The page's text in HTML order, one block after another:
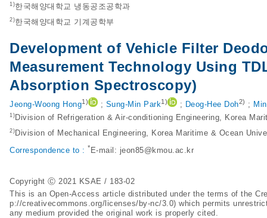
1)한국해양대학교 냉동공조공학과
2)한국해양대학교 기계공학부
Development of Vehicle Filter
Measurement Technology Using
Absorption Spectroscopy)
Jeong-Woong Hong1) ; Sung-Min Park1) ; Deog-Hee Doh2) ;
1) Division of Refrigeration & Air-conditioning Engineering, Korea
2) Division of Mechanical Engineering, Korea Maritime & Ocean
Correspondence to : * E-mail: jeon85@kmou.ac.kr
Copyright Ⓒ 2021 KSAE / 183-02
This is an Open-Access article distributed under the terms of the
p://creativecommons.org/licenses/by-nc/3.0) which permits
any medium provided the original work is properly cited.